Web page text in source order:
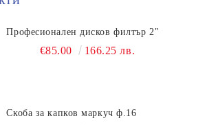
Професионален дисков филтър 2"
€85.00 166.25 лв.
Скоба за капков маркуч ф.16